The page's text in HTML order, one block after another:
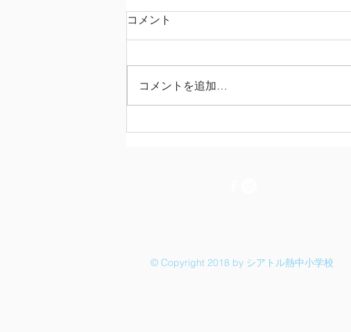
コメント
コメントを追加…
© Copyright 2018 by シアトル熱中小学校